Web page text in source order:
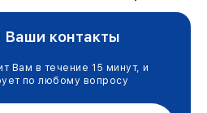
Ваши контакты
Вам в течение 15 минут, и
по любому вопросу